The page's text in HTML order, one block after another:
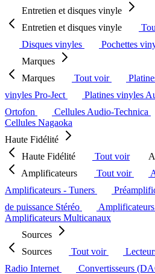
Entretien et disques vinyle
Entretien et disques vinyle
Disques vinyles
Pochettes
Marques
Marques
Tout voir
vinyles Pro-Ject
Platines vinyles
Ortofon
Cellules Audio-Technica
Cellules Nagaoka
Haute Fidélité
Haute Fidélité
Tout voir
Amplificateurs
Tout voir
Amplificateurs - Tuners
de puissance Stéréo
Amplificateurs Multicanaux
Sources
Sources
Tout voir
Radio Internet
Convertisseurs